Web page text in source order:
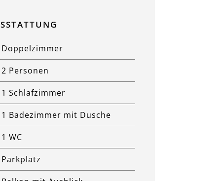
Doppelzimmer
2 Personen
1 Schlafzimmer
1 Badezimmer mit Dusche
1 WC
Parkplatz